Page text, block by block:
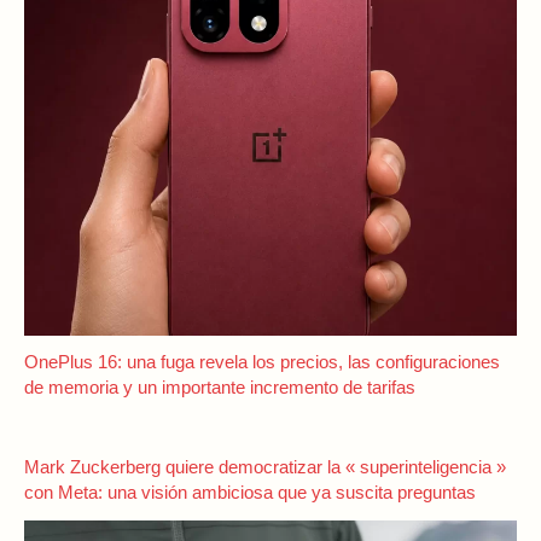
OnePlus 16: una fuga revela los precios, las configuraciones
de memoria y un importante incremento de tarifas
Mark Zuckerberg quiere democratizar la « superinteligencia »
con Meta: una visión ambiciosa que ya suscita preguntas